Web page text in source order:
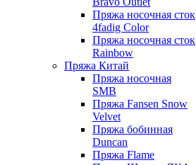
Пряжа носочная сток
4fadig Color
Пряжа носочная сток
Rainbow
Пряжа Китай
Пряжа носочная
SMB
Пряжа Fansen Snow
Velvet
Пряжа бобинная
Duncan
Пряжа Flame